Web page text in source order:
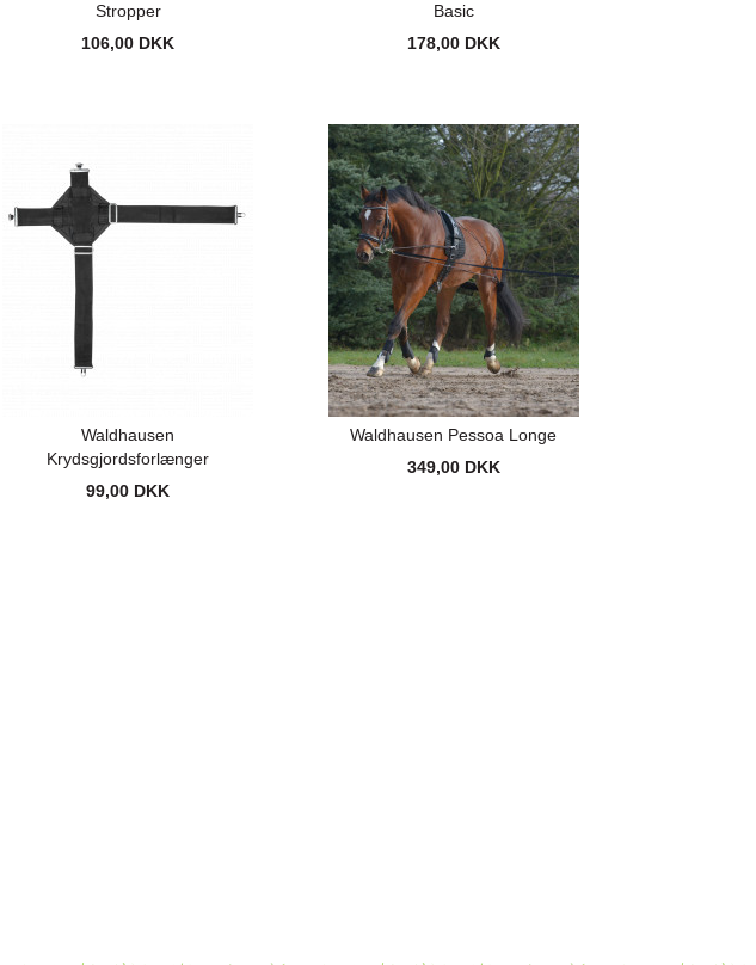
Stropper
106,00 DKK
Basic
178,00 DKK
Waldhausen
Krydsgjordsforlænger
99,00 DKK
Waldhausen Pessoa Longe
349,00 DKK